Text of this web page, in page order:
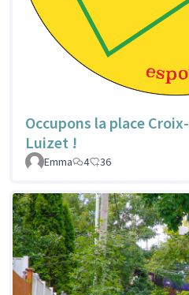
Occupons la place Croix-
Luizet !
Emma
4 36